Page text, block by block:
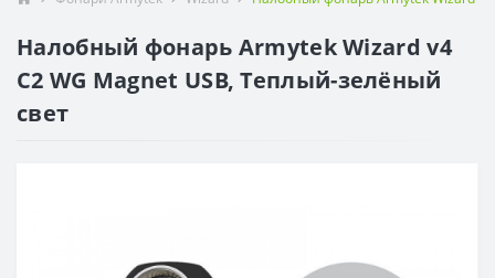
Налобный фонарь Armytek Wizard v4
C2 WG Magnet USB, Теплый-зелёный
свет